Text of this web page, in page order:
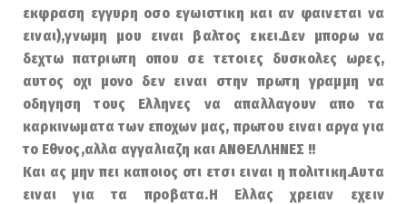
εκφραση εγγυρη οσο εγωιστικη και αν φαινεται να
ειναι),γνωμη μου ειναι βαλτος εκει.Δεν μπορω να
δεχτω πατριωτη οπου σε τετοιες δυσκολες ωρες,
αυτος οχι μονο δεν ειναι στην πρωτη γραμμη να
οδηγηση τους Ελληνες να απαλλαγουν απο τα
καρκινωματα των εποχων μας, πρωτου ειναι αργα για
το Εθνος,αλλα αγγαλιαζη και ΑΝΘΕΛΛΗΝΕΣ !!
Και ας μην πει καποιος οτι ετσι ειναι η πολιτικη.Αυτα
ειναι για τα προβατα.Η Ελλας χρειαν εχειν